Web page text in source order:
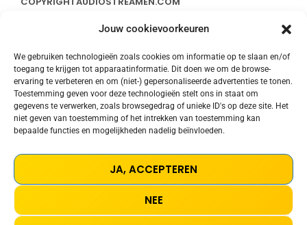
Jouw cookievoorkeuren
We gebruiken technologieën zoals cookies om informatie op te slaan en/of
toegang te krijgen tot apparaatinformatie. Dit doen we om de browse-
ervaring te verbeteren en om (niet-) gepersonaliseerde advertenties te tonen.
Toestemming geven voor deze technologieën stelt ons in staat om
gegevens te verwerken, zoals browsegedrag of unieke ID's op deze site. Het
niet geven van toestemming of het intrekken van toestemming kan
bepaalde functies en mogelijkheden nadelig beïnvloeden.
JA, ACCEPTEREN
NEE
CONTACT
STREAMS
COOKIE POLICY (EU)
TERMS AND CONDITIONS